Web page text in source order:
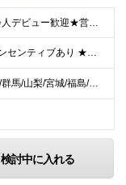
＼未経験・第二新卒・社会人デビュー歓迎★営業社員の平均年齢30代／ ◆学歴不問 ◆未経験歓迎 ◆普通自動車免許(AT限定可) ◆39歳までの方（若年層の長期キャリア形成を図るため） ★接客経験がない
★賞与最大年6回支給＆インセンティブあり ★未経験からの入社：400万円～450万円 ◆月給28万円以上～65万円インセンティブ＋各種手当 ※経験・スキルなどを考慮のうえ、決定いたします。 ※試用期
★愛知/一都三県/茨城/栃木/群馬/山梨/宮城/福島/岩手/岐阜 ★2026年1月福島いわき店、愛知刈谷店がオープン ◆愛知県 刈谷店／愛知県刈谷市中手町6-510 豊橋店／愛知県豊橋市新栄町大溝2
検討中に入れる